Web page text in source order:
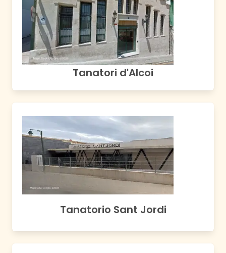
Tanatori d'Alcoi
Tanatorio Sant Jordi